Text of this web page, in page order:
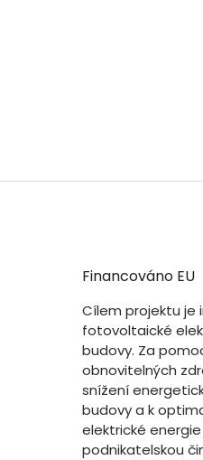
Financováno EU
Cílem projektu je
fotovoltaické
budovy. Za
obnovitelných
snížení
budovy a k
elektrické
podnikatelskou